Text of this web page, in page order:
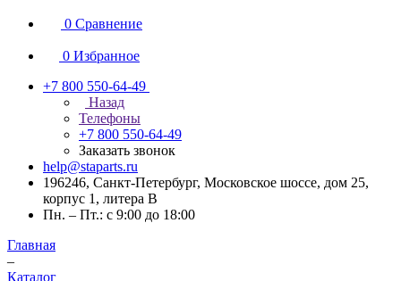
0 Сравнение
0 Избранное
+7 800 550-64-49
Назад
Телефоны
+7 800 550-64-49
Заказать звонок
help@staparts.ru
196246, Санкт-Петербург, Московское шоссе, дом 25,
корпус 1, литера В
Пн. – Пт.: с 9:00 до 18:00
Главная
–
Каталог